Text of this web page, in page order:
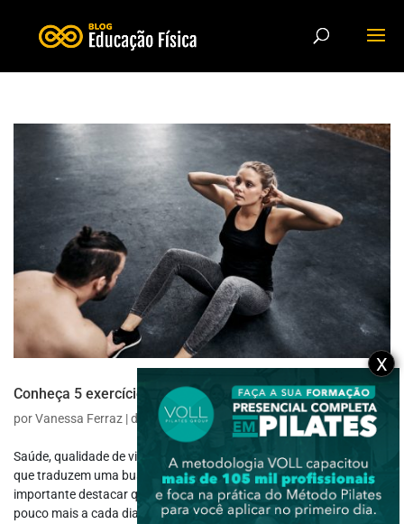
Conheça 5 exercícios para o fortalecimento abdominal
porVanessa Ferraz |dez 20, 2021| Aulas,Funcional
Saúde, qualidade de vida e bem-estar: três condições de destaque
que traduzem uma busca das pessoas no século XXI. Por isso, é
importante destacar que existe um grande número, que cresce um
pouco mais a cada dia, de pessoas em todo o mundo que praticam
X